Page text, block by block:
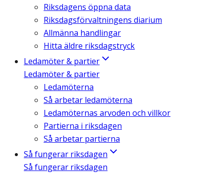
Riksdagens öppna data
Riksdagsförvaltningens diarium
Allmänna handlingar
Hitta äldre riksdagstryck
Ledamöter & partier
Ledamöter & partier
Ledamöterna
Så arbetar ledamöterna
Ledamöternas arvoden och villkor
Partierna i riksdagen
Så arbetar partierna
Så fungerar riksdagen
Så fungerar riksdagen